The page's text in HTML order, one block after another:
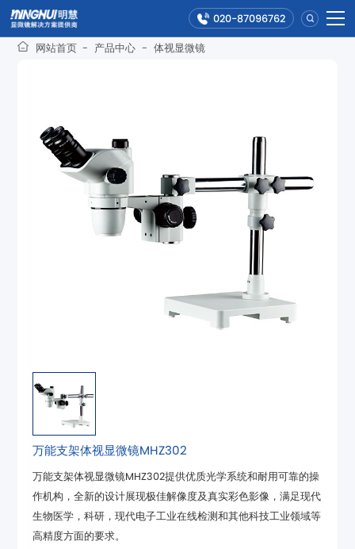
020-87096762
网站首页 - 产品中心 - 体视显微镜
万能支架体视显微镜MHZ302
高精度方面的要求。